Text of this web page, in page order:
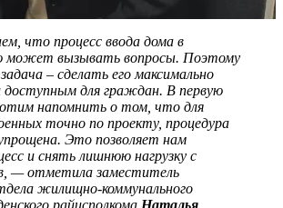
что процесс ввода дома в
может вызывать вопросы. Поэтому
– сделать его максимально
доступным для граждан. В первую
напомнить о том, что для
точно по проекту, процедура
Это позволяет нам
и снять лишнюю нагрузку с
— отметила заместитель
жилищно-коммунального
райисполкома Наталья